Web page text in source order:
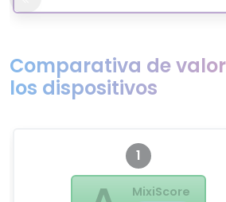
Comparativa de
los dispositivos
1
MixiScore